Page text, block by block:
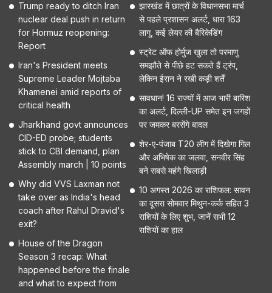
Trump ready to ditch Iran
nuclear deal push in return
for Hormuz reopening:
Report
Iran's President meets
Supreme Leader Mojtaba
Khamenei amid reports of
critical health
Jharkhand govt announces
CID-ED probe; students
stick to CBI demand, plan
Assembly march | 10 points
Why did VVS Laxman not
take over as India's head
coach after Rahul Dravid's
exit?
House of the Dragon
Season 3 recap: What
happened before the finale
and what to expect from
झारखंड में छात्रों के विधानसभा मार्च
से पहले प्रशासन अलर्ट, धारा 163
लागू, कई लेयर की बैरिकेडिंग
स्ट्रेट ऑफ होर्मुज खुला तो परमाणु
समझौते से पीछे हट सकते हैं ट्रंप,
लेकिन ईरान ने रखी कड़ी शर्तें
सावधान! 16 राज्यों में आज भारी बारिश
का अलर्ट, दिल्ली-UP समेत इन जगहों
पर जमकर बरसेंगे बादल
शेर-ए-पंजाब T20 लीग में दिखेगा गिल
और अभिषेक का जलवा, सनवीर सिंह
बने सबसे महंगे खिलाड़ी
10 अगस्त 2026 का राशिफल: सावन
का दूसरा सोमवार मिथुन-कर्क सहित 3
राशियों के लिए शुभ, जानें सभी 12
राशियों का हाल